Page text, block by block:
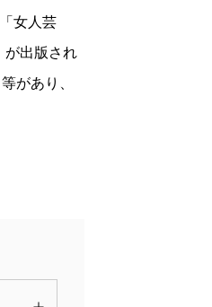
女人芸
が出版され
があり、